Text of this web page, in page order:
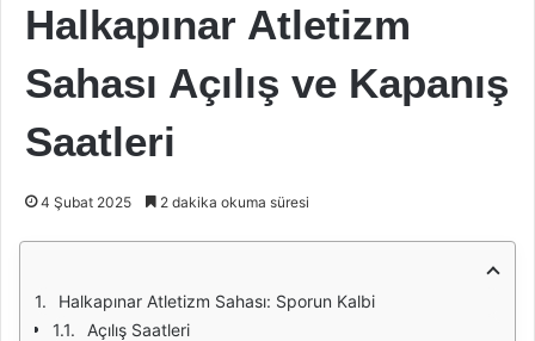
Halkapınar Atletizm
Sahası Açılış ve Kapanış
Saatleri
4 Şubat 2025 2 dakika okuma süresi
Halkapınar Atletizm Sahası: Sporun Kalbi
Açılış Saatleri